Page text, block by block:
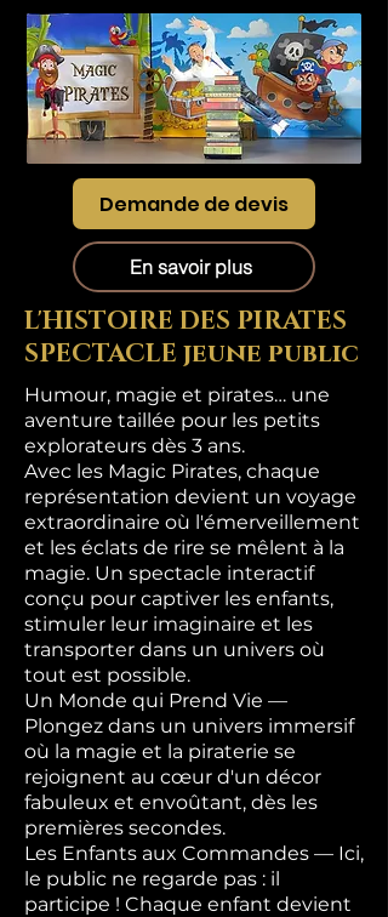
Demande de devis
En savoir plus
L'HISTOIRE DES PIRATES
SPECTACLE jeune public
Humour, magie et pirates… une
aventure taillée pour les petits
explorateurs dès 3 ans.
Avec les Magic Pirates, chaque
représentation devient un voyage
extraordinaire où l'émerveillement
et les éclats de rire se mêlent à la
magie. Un spectacle interactif
conçu pour captiver les enfants,
stimuler leur imaginaire et les
transporter dans un univers où
tout est possible.
Un Monde qui Prend Vie —
Plongez dans un univers immersif
où la magie et la piraterie se
rejoignent au cœur d'un décor
fabuleux et envoûtant, dès les
premières secondes.
Les Enfants aux Commandes — Ici,
le public ne regarde pas : il
participe ! Chaque enfant devient